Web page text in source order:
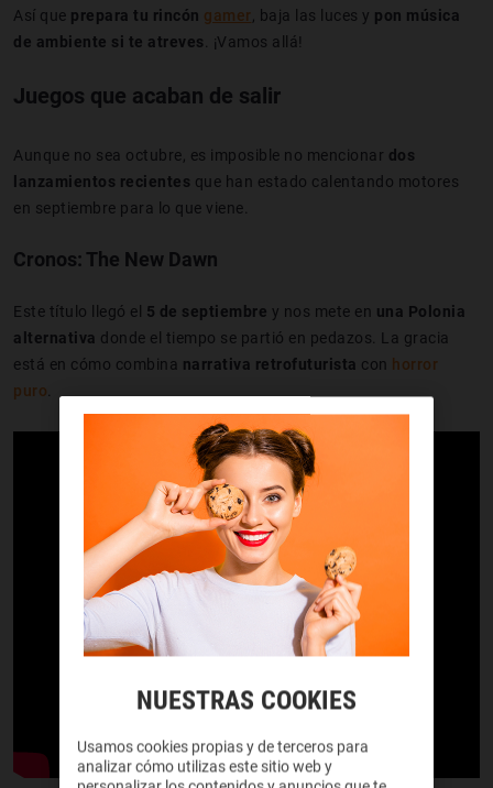
Así que prepara tu rincón gamer, baja las luces y pon música
de ambiente si te atreves. ¡Vamos allá!
Juegos que acaban de salir
Aunque no sea octubre, es imposible no mencionar dos
lanzamientos recientes que han estado calentando motores
en septiembre para lo que viene.
Cronos: The New Dawn
Este título llegó el 5 de septiembre y nos mete en una Polonia
alternativa donde el tiempo se partió en pedazos. La gracia
está en cómo combina narrativa retrofuturista con horror
puro.
NUESTRAS COOKIES
Usamos cookies propias y de terceros para
analizar cómo utilizas este sitio web y